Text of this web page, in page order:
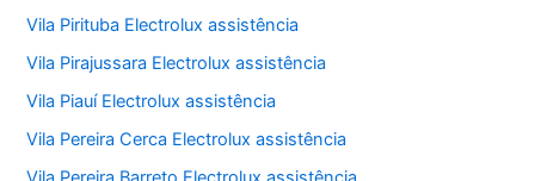
Vila Pirituba Electrolux assistência
Vila Pirajussara Electrolux assistência
Vila Piauí Electrolux assistência
Vila Pereira Cerca Electrolux assistência